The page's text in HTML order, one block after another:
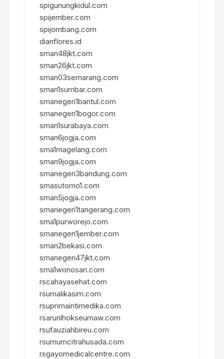
spigunungkidul.com
spijember.com
spijombang.com
dianflores.id
sman48jkt.com
sman26jkt.com
sman03semarang.com
sman1sumbar.com
smanegeri1bantul.com
smanegeri1bogor.com
sman1surabaya.com
sman6jogja.com
sma1magelang.com
sman9jogja.com
smanegeri3bandung.com
smasutomo1.com
sman5jogja.com
smanegeri1tangerang.com
sma1purworejo.com
smanegeri1jember.com
sman2bekasi.com
smanegeri47jkt.com
sma1wonosari.com
rscahayasehat.com
rsumalikasim.com
rsuprimaintimedika.com
rsarunlhokseumaw.com
rsufauziahbireu.com
rsumumcitrahusada.com
rsgayomedicalcentre.com